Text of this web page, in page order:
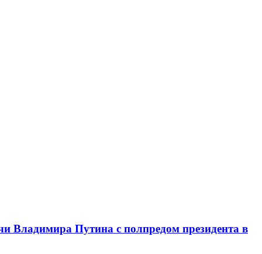
Владимира Путина с полпредом президента в